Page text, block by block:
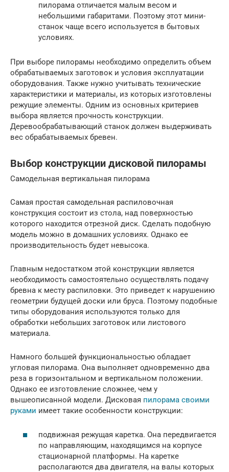
пилорама отличается малым весом и
небольшими габаритами. Поэтому этот мини-
станок чаще всего используется в бытовых
условиях.
При выборе пилорамы необходимо определить объем
обрабатываемых заготовок и условия эксплуатации
оборудования. Также нужно учитывать технические
характеристики и материалы, из которых изготовлены
режущие элементы. Одним из основных критериев
выбора является прочность конструкции.
Деревообрабатывающий станок должен выдерживать
вес обрабатываемых бревен.
Выбор конструкции дисковой пилорамы
Самодельная вертикальная пилорама
Самая простая самодельная распиловочная
конструкция состоит из стола, над поверхностью
которого находится отрезной диск. Сделать подобную
модель можно в домашних условиях. Однако ее
производительность будет невысока.
Главным недостатком этой конструкции является
необходимость самостоятельно осуществлять подачу
бревна к месту распиловки. Это приведет к нарушению
геометрии будущей доски или бруса. Поэтому подобные
типы оборудования используются только для
обработки небольших заготовок или листового
материала.
Намного большей функциональностью обладает
угловая пилорама. Она выполняет одновременно два
реза в горизонтальном и вертикальном положении.
Однако ее изготовление сложнее, чем у
вышеописанной модели. Дисковая пилорама своими
руками имеет такие особенности конструкции:
подвижная режущая каретка. Она передвигается
по направляющим, находящимся на корпусе
стационарной платформы. На каретке
располагаются два двигателя, на валы которых